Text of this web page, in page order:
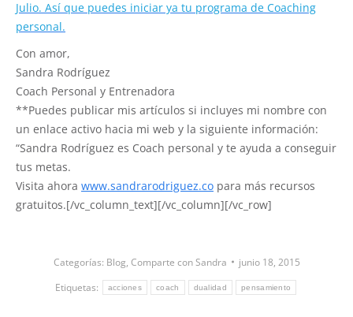
Julio. Así que puedes iniciar ya tu programa de Coaching
personal.
Con amor,
Sandra Rodríguez
Coach Personal y Entrenadora
**Puedes publicar mis artículos si incluyes mi nombre con
un enlace activo hacia mi web y la siguiente información:
“Sandra Rodríguez es Coach personal y te ayuda a conseguir
tus metas.
Visita ahora www.sandrarodriguez.co para más recursos
gratuitos.[/vc_column_text][/vc_column][/vc_row]
Categorías: Blog, Comparte con Sandra
junio 18, 2015
Etiquetas:
acciones coach dualidad pensamiento